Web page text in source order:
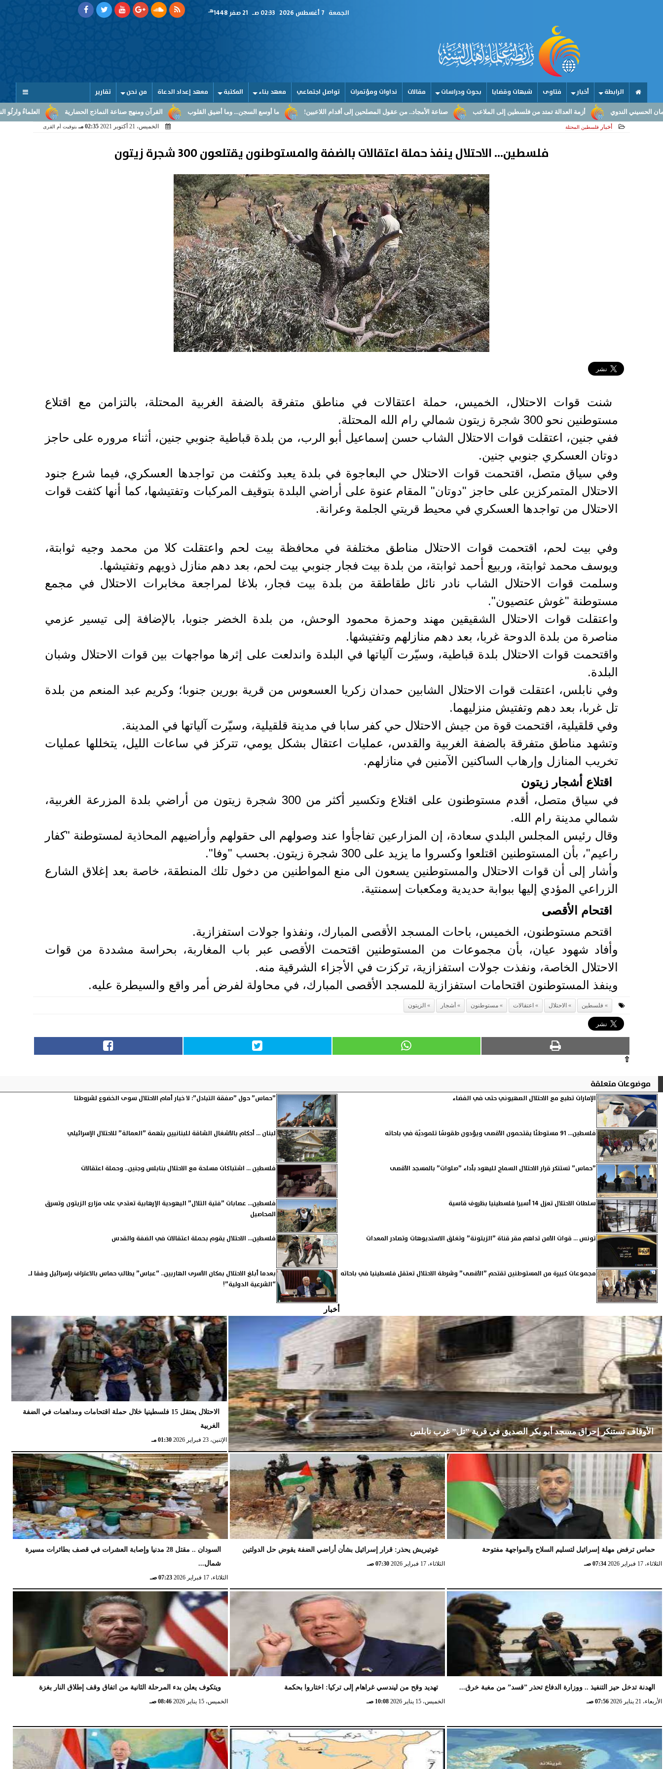
الجمعة 02:33 صـ هـ
الرابطة أخبار فتاوى شبهات وقضايا بحوث ودراسات مقالات نداوات ومؤتمرات تواصل اجتماعي معهد بناء المكتبة معهد إعداد الدعاة من نحن تقارير
العلماءُ وارثُو النبوّة: من بلاغ الرسالة القرآن ومنهج صناعة النماذج الحضارية ما أوسع السجن... وما أضيق القلوب صناعة الأمجاد.. من عقول المصلحين إلى أقدام اللاعبين! أزمة العدالة تمتد من فلسطين إلى الملاعب
أخبار فلسطين المحتلة الخميس، 21 أكتوبر 2021 02:35 مـ بتوقيت أم القرى
فلسطين... الاحتلال ينفذ حملة اعتقالات بالضفة والمستوطنون يقتلعون 300 شجرة زيتون
شنت قوات الاحتلال، الخميس، حملة اعتقالات في مناطق متفرقة بالضفة الغربية المحتلة، بالتزامن مع اقتلاع
مستوطنين نحو 300 شجرة زيتون شمالي رام الله المحتلة.
ففي جنين، اعتقلت قوات الاحتلال الشاب حسن إسماعيل أبو الرب، من بلدة قباطية جنوبي جنين، أثناء مروره على حاجز
دوتان العسكري جنوبي جنين.
وفي سياق متصل، اقتحمت قوات الاحتلال حي البعاجوة في بلدة يعبد وكثفت من تواجدها العسكري، فيما شرع جنود
الاحتلال المتمركزين على حاجز "دوتان" المقام عنوة على أراضي البلدة بتوقيف المركبات وتفتيشها، كما أنها كثفت قوات
الاحتلال من تواجدها العسكري في محيط قريتي الجلمة وعرانة.
وفي بيت لحم، اقتحمت قوات الاحتلال مناطق مختلفة في محافظة بيت لحم واعتقلت كلا من محمد وجيه ثوابتة،
ويوسف محمد ثوابتة، وربيع أحمد ثوابتة، من بلدة بيت فجار جنوبي بيت لحم، بعد دهم منازل ذويهم وتفتيشها.
وسلمت قوات الاحتلال الشاب نادر نائل طقاطقة من بلدة بيت فجار، بلاغا لمراجعة مخابرات الاحتلال في مجمع
مستوطنة "غوش عتصيون".
واعتقلت قوات الاحتلال الشقيقين مهند وحمزة محمود الوحش، من بلدة الخضر جنوبا، بالإضافة إلى تيسير عزمي
مناصرة من بلدة الدوحة غربا، بعد دهم منازلهم وتفتيشها.
واقتحمت قوات الاحتلال بلدة قباطية، وسيّرت آلياتها في البلدة واندلعت على إثرها مواجهات بين قوات الاحتلال وشبان
البلدة.
وفي نابلس، اعتقلت قوات الاحتلال الشابين حمدان زكريا العسعوس من قرية بورين جنوبا؛ وكريم عبد المنعم من بلدة
تل غربا، بعد دهم وتفتيش منزليهما.
وفي قلقيلية، اقتحمت قوة من جيش الاحتلال حي كفر سابا في مدينة قلقيلية، وسيّرت آلياتها في المدينة.
وتشهد مناطق متفرقة بالضفة الغربية والقدس، عمليات اعتقال بشكل يومي، تتركز في ساعات الليل، يتخللها عمليات
تخريب المنازل وإرهاب الساكنين الآمنين في منازلهم.
اقتلاع أشجار زيتون
في سياق متصل، أقدم مستوطنون على اقتلاع وتكسير أكثر من 300 شجرة زيتون من أراضي بلدة المزرعة الغربية،
شمالي مدينة رام الله.
وقال رئيس المجلس البلدي سعادة، إن المزارعين تفاجأوا عند وصولهم الى حقولهم وأراضيهم المحاذية لمستوطنة "كفار
راعيم"، بأن المستوطنين اقتلعوا وكسروا ما يزيد على 300 شجرة زيتون. بحسب "وفا".
وأشار إلى أن قوات الاحتلال والمستوطنين يسعون الى منع المواطنين من دخول تلك المنطقة، خاصة بعد إغلاق الشارع
الزراعي المؤدي إليها ببوابة حديدية ومكعبات إسمنتية.
اقتحام الأقصى
اقتحم مستوطنون، الخميس، باحات المسجد الأقصى المبارك، ونفذوا جولات استفزازية.
وأفاد شهود عيان، بأن مجموعات من المستوطنين اقتحمت الأقصى عبر باب المغاربة، بحراسة مشددة من قوات
الاحتلال الخاصة، ونفذت جولات استفزازية، تركزت في الأجزاء الشرقية منه.
وينفذ المستوطنون اقتحامات استفزازية للمسجد الأقصى المبارك، في محاولة لفرض أمر واقع والسيطرة عليه.
فلسطين الاحتلال اعتقالات مستوطنون أشجار الزيتون
⇧
موضوعات متعلقة
الإمارات تطبع مع الاحتلال الصهيوني حتى في الفضاء ”حماس” حول ”صفقة التبادل”: لا خيار أمام الاحتلال سوى الخضوع لشروطنا
فلسطين... 91 مستوطنًا يقتحمون الأقصى ويؤدون طقوسًا تلموديًة في باحاته لبنان ... أحكام بالأشغال الشاقة للبنانيين بتهمة ”العمالة” للاحتلال الإسرائيلي
”حماس” تستنكر قرار الاحتلال السماح لليهود بأداء ”صلوات” بالمسجد الأقصى فلسطين ... اشتباكات مسلحة مع الاحتلال بنابلس وجنين.. وحملة اعتقالات
سلطات الاحتلال تعزل 14 أسيرا فلسطينيا بظروف قاسية
فلسطين... عصابات ”فتية التلال” اليهودية الإرهابية تعتدي على مزارع الزيتون وتسرق
المحاصيل
تونس ... قوات الأمن تداهم مقر قناة ”الزيتونة” وتغلق الاستديوهات وتصادر المعدات فلسطين... الاحتلال يقوم بحملة اعتقالات في الضفة والقدس
مجموعات كبيرة من المستوطنين تقتحم ”الأقصى” وشرطة الاحتلال تعتقل فلسطينيا في باحاته
بعدما أبلغ الاحتلال بمكان الأسرى الهاربين.. “عباس” يطالب حماس بالاعتراف بإسرائيل وفقا لـ
“الشرعية الدولية”!
أخبار
الأوقاف تستنكر إحراق مسجد أبو بكر الصديق في قرية ”تل” غرب نابلس
الإثنين، 23 فبراير 2026 02:15 مـ
الاحتلال يعتقل 15 فلسطينيا خلال حملة اقتحامات ومداهمات في الضفة
الغربية
الإثنين، 23 فبراير 2026 01:30 مـ
حماس ترفض مهلة إسرائيل لتسليم السلاح والمواجهة مفتوحة
الثلاثاء، 17 فبراير 2026 07:34 صـ
غوتيريش يحذر: قرار إسرائيل بشأن أراضي الضفة يقوض حل الدولتين
الثلاثاء، 17 فبراير 2026 07:30 صـ
السودان .. مقتل 28 مدنيا وإصابة العشرات في قصف بطائرات مسيرة
شمال...
الثلاثاء، 17 فبراير 2026 07:23 صـ
الهدنة تدخل حيز التنفيذ .. ووزارة الدفاع تحذر ”قسد” من مغبة خرق...
الأربعاء، 21 يناير 2026 07:56 صـ
تهديد وقح من ليندسي غراهام إلى تركيا: اختاروا بحكمة
الخميس، 15 يناير 2026 10:08 صـ
ويتكوف يعلن بدء المرحلة الثانية من اتفاق وقف إطلاق النار بغزة
الخميس، 15 يناير 2026 08:46 صـ